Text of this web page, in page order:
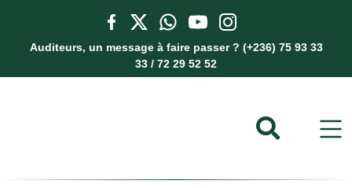
Auditeurs, un message à faire passer ? (+236) 75 93 33
33 / 72 29 52 52